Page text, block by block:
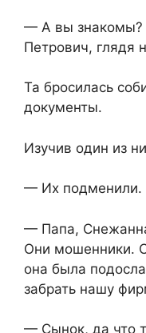
— А вы знакомы?
Петрович, глядя
Та бросилась
документы.
Изучив один из
— Их подменили.
— Папа,
Они мошенники.
она была
забрать нашу
— Сынок, да что